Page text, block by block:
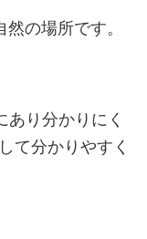
の場所です。
り分かりにく
て分かりやすく